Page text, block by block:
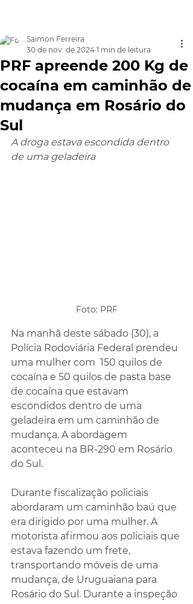
PRF apreende 200 Kg de
cocaína em caminhão de
mudança em Rosário do
Sul
Saimon Ferreira
30 de nov. de 2024 1 min de leitura
A droga estava escondida dentro
de uma geladeira
Foto: PRF
Na manhã deste sábado (30), a
Polícia Rodoviária Federal prendeu
uma mulher com  150 quilos de
cocaína e 50 quilos de pasta base
de cocaína que estavam
escondidos dentro de uma
geladeira em um caminhão de
mudança. A abordagem
aconteceu na BR-290 em Rosário
do Sul.
Durante fiscalização policiais
abordaram um caminhão baú que
era dirigido por uma mulher. A
motorista afirmou aos policiais que
estava fazendo um frete,
transportando móveis de uma
mudança, de Uruguaiana para
Rosário do Sul. Durante a inspeção